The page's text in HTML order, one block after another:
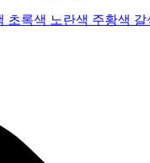
초록색 노란색 주황색